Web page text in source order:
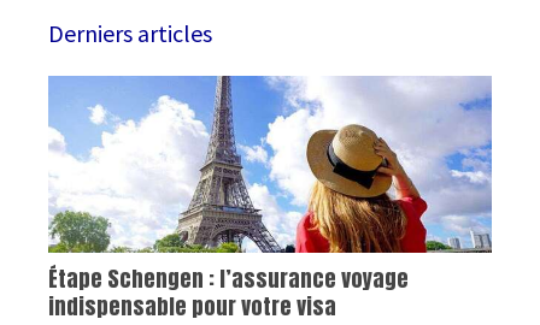
Derniers articles
Étape Schengen : l’assurance voyage
indispensable pour votre visa